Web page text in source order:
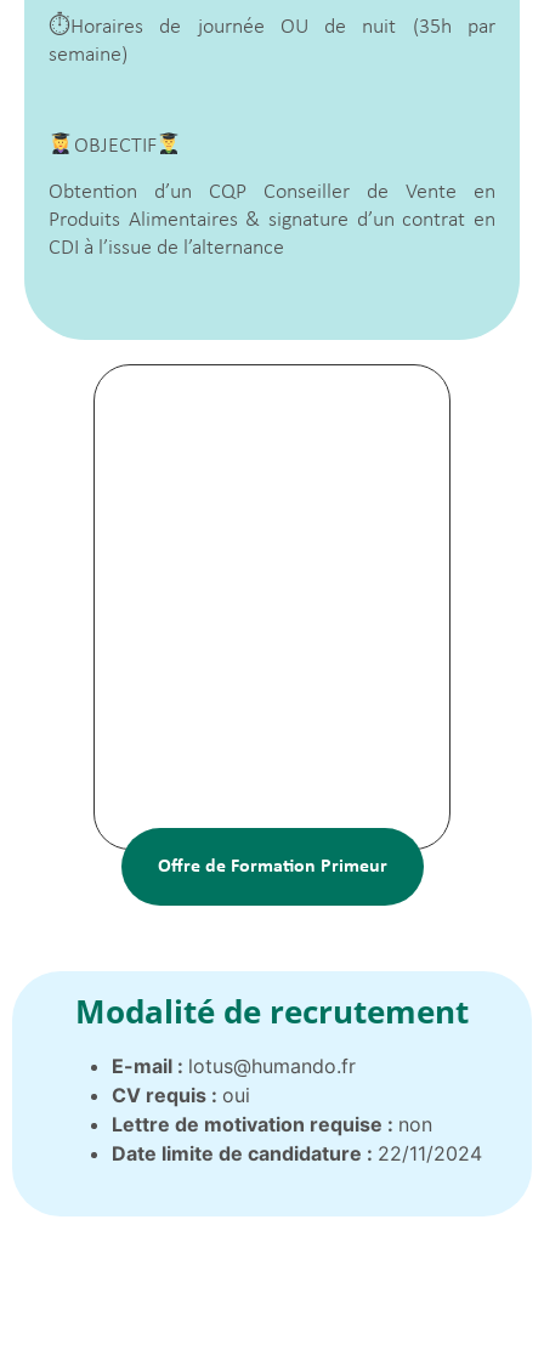
⏱Horaires de journée OU de nuit (35h par
semaine)
OBJECTIF
Obtention d’un CQP Conseiller de Vente en
Produits Alimentaires & signature d’un contrat en
CDI à l’issue de l’alternance
Offre de Formation Primeur
Modalité de recrutement
E-mail : lotus@humando.fr
CV requis : oui
Lettre de motivation requise : non
Date limite de candidature : 22/11/2024